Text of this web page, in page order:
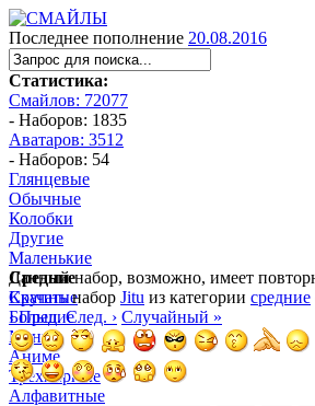
Последнее пополнение 20.08.2016
Статистика:
Смайлов: 72077
- Наборов: 1835
Аватаров: 3512
- Наборов: 54
Глянцевые
Обычные
Колобки
Другие
Маленькие
Средние
Крупные
Большие
Манга
Аниме
Трёхмерные
Алфавитные
Данный набор, возможно, имеет
Скачатьнабор Jitu из категории средние
‹ Пред. След. › Случайный »